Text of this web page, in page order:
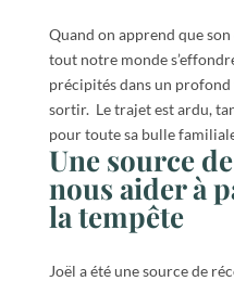
Quand on apprend que
tout notre monde
précipités dans un
sortir. Le trajet est ardu,
pour toute sa bulle
Une source
nous aider à
la tempête
Joël a été une source de